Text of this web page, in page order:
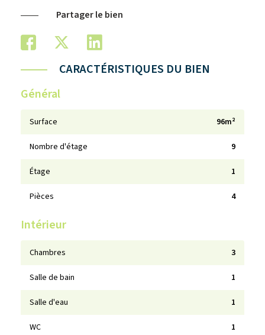
Partager le bien
CARACTÉRISTIQUES DU BIEN
Général
Surface 96m²
Nombre d'étage 9
Étage 1
Pièces 4
Intérieur
Chambres 3
Salle de bain 1
Salle d'eau 1
WC 1